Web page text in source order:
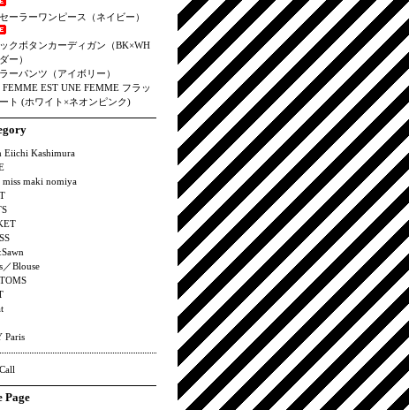
ーラーワンピース（ネイビー）
クボタンカーディガン（BK×WH
ー）
ーパンツ（アイボリー）
FEMME EST UNE FEMME フラッ
ート (ホワイト×ネオンピンク)
Eiichi Kashimura
maki nomiya
／Blouse
Paris
Page